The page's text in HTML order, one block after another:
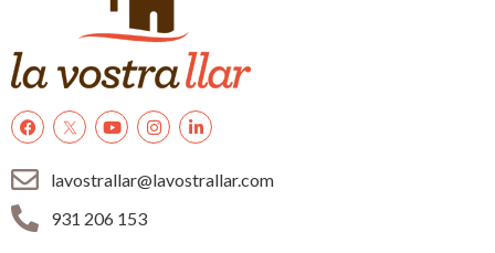
lavostrallar@lavostrallar.com
931 206 153